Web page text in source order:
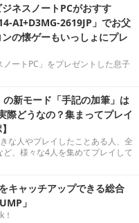
ネスノートPCがおすす
AI+D3MG-2619JP」でお父
の懐ゲーもいっしょにプレ
ートPC」をプレゼントした息子
新モード「手記の加筆」は
どうなの？集まってプレイ
な人やプレイしたことある人、全
ど、様々な4人を集めてプレイして
キャッチアップできる総合
」